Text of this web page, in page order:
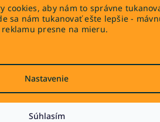
cookies, aby nám to správne
sa nám tukanovať ešte lepšie -
presne na mieru.
Nastavenie
Súhlasím